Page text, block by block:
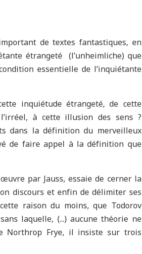
de textes fantastiques, en
étrangeté (l’unheimliche) que
essentielle de l’inquiétante
inquiétude étrangeté, de cette
à cette illusion des sens ?
dans la définition du merveilleux
de faire appel à la définition que
par Jauss, essaie de cerner la
discours et enfin de délimiter ses
raison du moins, que Todorov
laquelle, (...) aucune théorie ne
Northrop Frye, il insiste sur trois